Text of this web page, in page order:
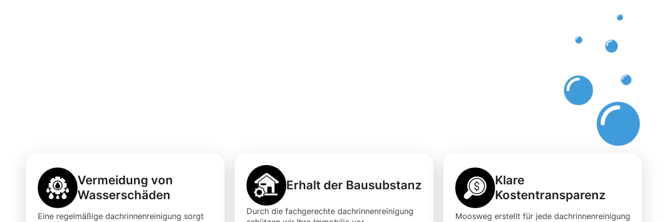
Vermeidung von
Wasserschäden
Eine regelmäßige dachrinnenreinigung sorgt
Erhalt der Bausubstanz
Durch die fachgerechte dachrinnenreinigung
Klare
Kostentransparenz
Moosweg erstellt für jede dachrinnenreinigung